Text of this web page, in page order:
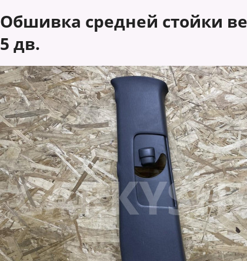
Обшивка средней стойки
5 дв.